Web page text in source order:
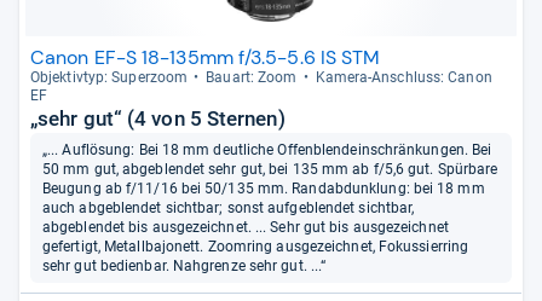
Canon EF-S 18-135mm f/3.5-5.6 IS STM
Objek­tiv­typ: Super­zoom Bau­art: Zoom
Kamera-​Anschluss: Canon
EF
„sehr gut“ (4 von 5 Sternen)
„... Auflösung: Bei 18 mm deutliche Offenblendeinschränkungen. Bei
50 mm gut, abgeblendet sehr gut, bei 135 mm ab f/5,6 gut. Spürbare
Beugung ab f/11/16 bei 50/135 mm. Randabdunklung: bei 18 mm
auch abgeblendet sichtbar; sonst aufgeblendet sichtbar,
abgeblendet bis ausgezeichnet. ... Sehr gut bis ausgezeichnet
gefertigt, Metallbajonett. Zoomring ausgezeichnet, Fokussierring
sehr gut bedienbar. Nahgrenze sehr gut. ...“